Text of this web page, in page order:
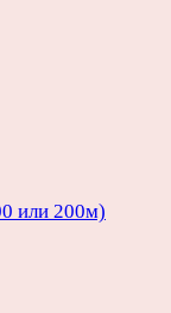
или 200м)